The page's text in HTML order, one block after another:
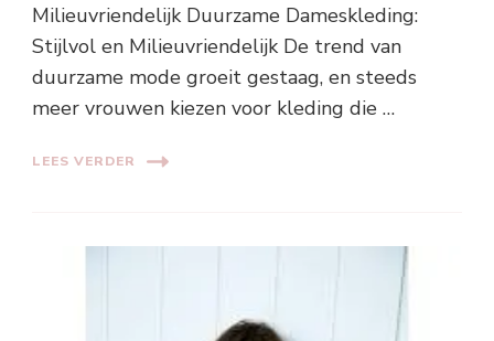
Milieuvriendelijk Duurzame Dameskleding:
Stijlvol en Milieuvriendelijk De trend van
duurzame mode groeit gestaag, en steeds
meer vrouwen kiezen voor kleding die …
LEES VERDER